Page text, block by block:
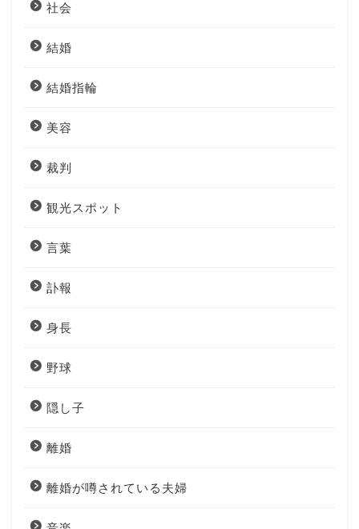
社会
結婚
結婚指輪
美容
裁判
観光スポット
言葉
訃報
身長
野球
隠し子
離婚
離婚が噂されている夫婦